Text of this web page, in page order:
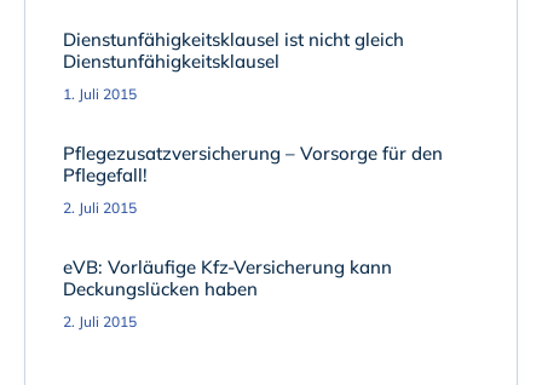
Dienstunfähigkeitsklausel ist nicht gleich
Dienstunfähigkeitsklausel
1. Juli 2015
Pflegezusatzversicherung – Vorsorge für den
Pflegefall!
2. Juli 2015
eVB: Vorläufige Kfz-Versicherung kann
Deckungslücken haben
2. Juli 2015